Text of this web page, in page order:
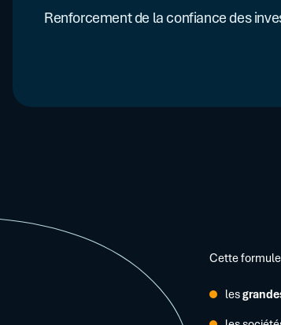
Par rapport à une police globale, car
Renforcement de la confiance des
Cette
les